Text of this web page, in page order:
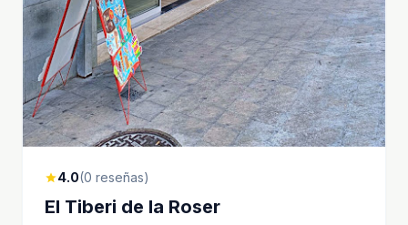
star4.0(0 reseñas)
El Tiberi de la Roser